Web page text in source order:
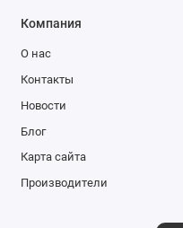
Компания
О нас
Контакты
Новости
Блог
Карта сайта
Производители